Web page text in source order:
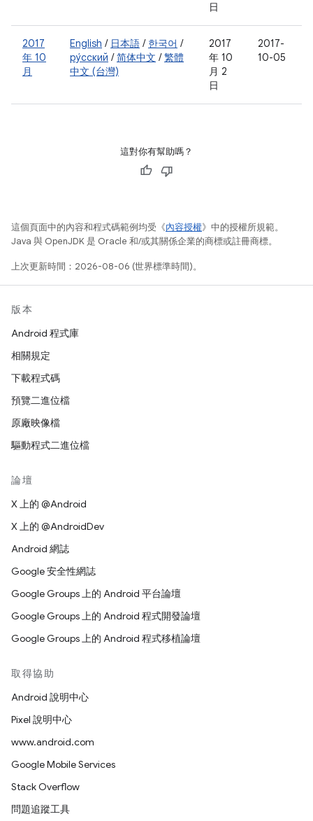
日
2017
年 10
月
English / 日本語 / 한국어 /
ру́сский /简体中文 /繁體
中文 (台灣)
2017
年 10
月 2
日
2017-
10-05
這對你有幫助嗎？
這個頁面中的內容和程式碼範例均受《內容授權》中的授權所規範。
Java 與 OpenJDK 是 Oracle 和/或其關係企業的商標或註冊商標。
上次更新時間：2026-08-06 (世界標準時間)。
版本
Android 程式庫
相關規定
下載程式碼
預覽二進位檔
原廠映像檔
驅動程式二進位檔
論壇
X 上的 @Android
X 上的 @AndroidDev
Android 網誌
Google 安全性網誌
Google Groups 上的 Android 平台論壇
Google Groups 上的 Android 程式開發論壇
Google Groups 上的 Android 程式移植論壇
取得協助
Android 說明中心
Pixel 說明中心
www.android.com
Google Mobile Services
Stack Overflow
問題追蹤工具